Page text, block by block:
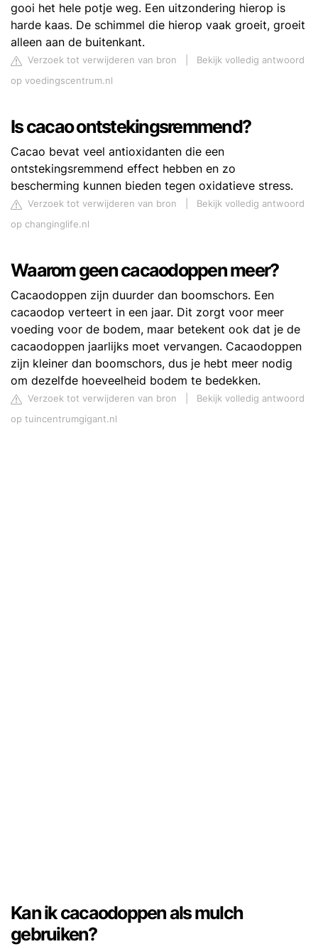
gooi het hele potje weg. Een uitzondering hierop is
harde kaas. De schimmel die hierop vaak groeit, groeit
alleen aan de buitenkant.
Verzoek tot verwijderen van bron
Bekijk volledig antwoord
op voedingscentrum.nl
Is cacao ontstekingsremmend?
Cacao bevat veel antioxidanten die een
ontstekingsremmend effect hebben en zo
bescherming kunnen bieden tegen oxidatieve stress.
Verzoek tot verwijderen van bron
Bekijk volledig antwoord
op changinglife.nl
Waarom geen cacaodoppen meer?
Cacaodoppen zijn duurder dan boomschors. Een
cacaodop verteert in een jaar. Dit zorgt voor meer
voeding voor de bodem, maar betekent ook dat je de
cacaodoppen jaarlijks moet vervangen. Cacaodoppen
zijn kleiner dan boomschors, dus je hebt meer nodig
om dezelfde hoeveelheid bodem te bedekken.
Verzoek tot verwijderen van bron
Bekijk volledig antwoord
op tuincentrumgigant.nl
Kan ik cacaodoppen als mulch
gebruiken?